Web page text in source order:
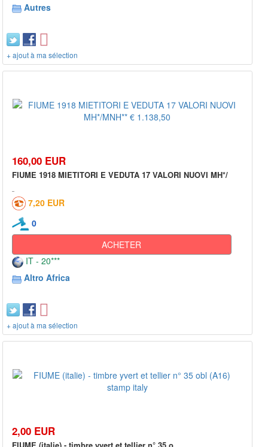
Autres
+ ajout à ma sélection
160,00 EUR
FIUME 1918 MIETITORI E VEDUTA 17 VALORI NUOVI MH*/
7,20 EUR
0
ACHETER
IT - 20***
Altro Africa
+ ajout à ma sélection
2,00 EUR